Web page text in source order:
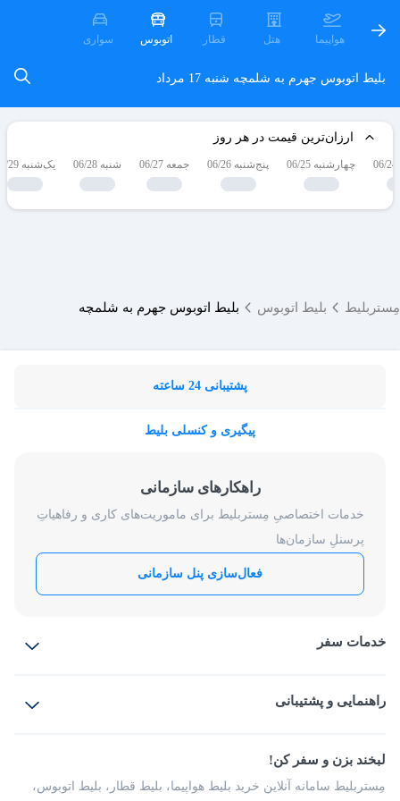
هواپیما هتل قطار اتوبوس سواری
بلیط اتوبوس جهرم به شلمچه شنبه 17 مرداد
ارزان‌ترین قیمت در هر روز
چهارشنبه 06/25 پنج‌شنبه 06/26 جمعه 06/27 شنبه 06/28 یک‌شنبه 06/29
مِستربلیط بلیط اتوبوس بلیط اتوبوس جهرم به شلمچه
پشتیبانی 24 ساعته
پیگیری و کنسلی بلیط
راهکارهای سازمانی
خدمات اختصاصیِ مِستربلیط برای ماموریت‌های کاری و رفاهیاتِ
پرسنلِ سازمان‌ها
فعال‌سازی پنل سازمانی
خدمات سفر
بلیط قطار
راهنمایی و پشتیبانی
شرایط و مقررات
راهکار سازمانی
فرصت‌های شغلی
لبخند بزن و سفر کن!
مِستربلیط سامانه آنلاین خرید بلیط هواپیما، بلیط قطار، بلیط اتوبوس،